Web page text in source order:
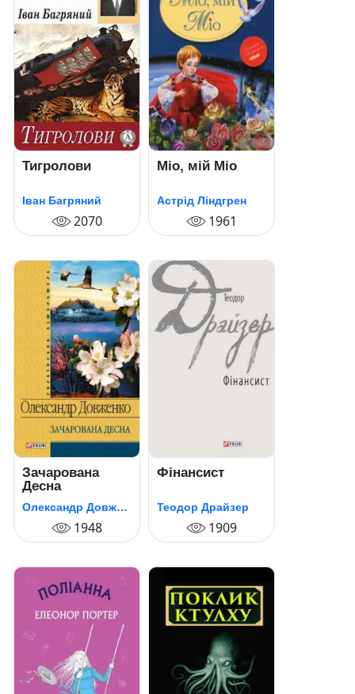
Тигролови
Іван Багряний
2070
Міо, мій Міо
Астрід Ліндгрен
1961
Зачарована
Десна
Олександр Довженко
1948
Фінансист
Теодор Драйзер
1909